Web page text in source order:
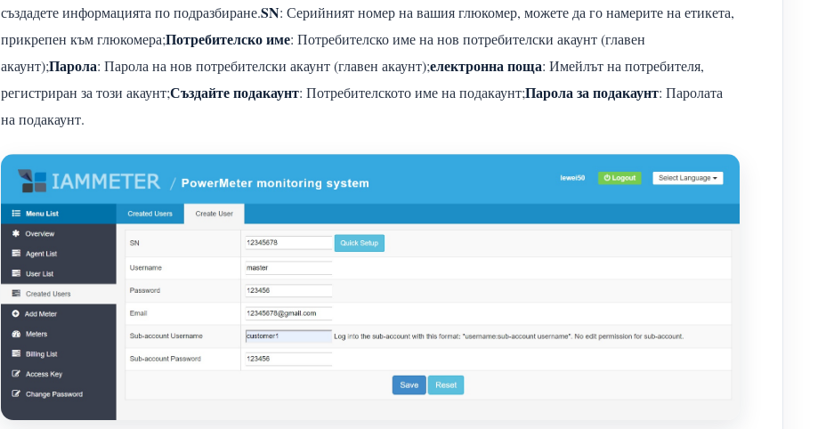
създадете информацията по подразбиране.SN: Серийният номер на вашия глюкомер, можете да го намерите на етикета,
прикрепен към глюкомера;Потребителско име: Потребителско име на нов потребителски акаунт (главен
акаунт);Парола: Парола на нов потребителски акаунт (главен акаунт);електронна поща: Имейлът на потребителя,
регистриран за този акаунт;Създайте подакаунт: Потребителското име на подакаунт;Парола за подакаунт: Паролата
на подакаунт.